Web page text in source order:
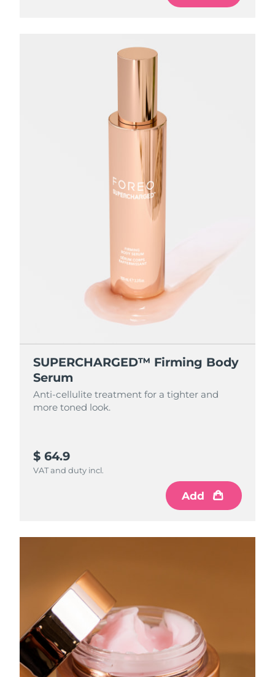
SUPERCHARGED™ Firming Body
Serum
Anti-cellulite treatment for a tighter and
more toned look.
$ 64.9
VAT and duty incl.
Add